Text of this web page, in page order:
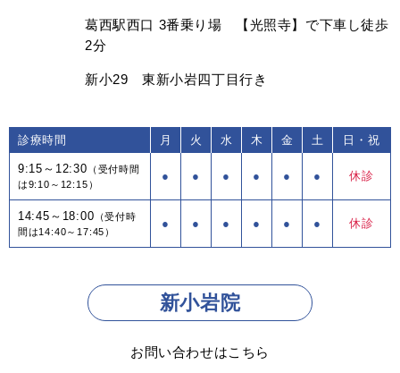
葛西駅西口 3番乗り場 【光照寺】で下車し徒歩
2分
新小29 東新小岩四丁目行き
診療時間 月 火 水 木 金 土 日・祝
9:15～12:30 （受付時間
は9:10～12:15）
● ● ● ● ● ● 休診
14:45～18:00 （受付時
間は14:40～17:45）
● ● ● ● ● ● 休診
新小岩院
お問い合わせはこちら